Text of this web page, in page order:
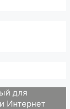
для
Интернет